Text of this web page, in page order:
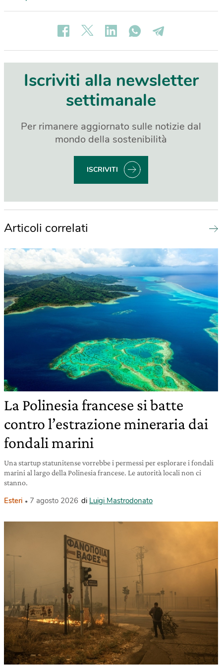
Iscriviti alla newsletter
settimanale
Per rimanere aggiornato sulle notizie dal
mondo della sostenibilità
ISCRIVITI
Articoli correlati
La Polinesia francese si batte
contro l’estrazione mineraria dai
fondali marini
Una startup statunitense vorrebbe i permessi per esplorare i fondali
marini al largo della Polinesia francese. Le autorità locali non ci
stanno.
Esteri 7 agosto 2026 di Luigi Mastrodonato